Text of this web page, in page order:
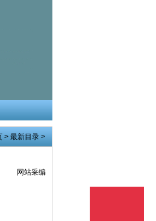
> 最新目录 >
网站采编